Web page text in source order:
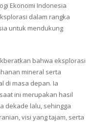
Ekonomi Indonesia
dalam rangka
untuk mendukung
bahwa eksplorasi
mineral serta
di masa depan. Ia
ini merupakan hasil
dekade lalu, sehingga
visi yang tajam, serta